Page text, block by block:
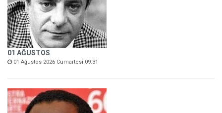
01 AĞUSTOS
01 Ağustos 2026 Cumartesi 09:31